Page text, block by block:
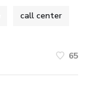
call center
65